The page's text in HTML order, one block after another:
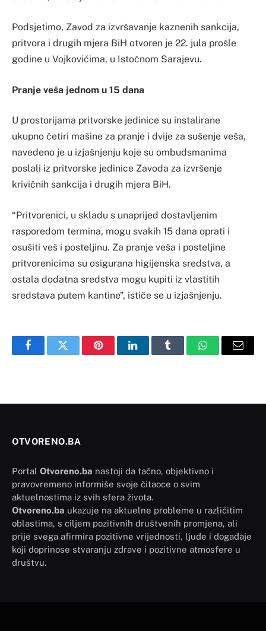
Podsjetimo, Zavod za izvršavanje kaznenih sankcija,
pritvora i drugih mjera BiH otvoren je 22. jula prošle
godine u Vojkovićima, u Istočnom Sarajevu.
Pranje veša jednom u 15 dana
U prostorijama pritvorske jedinice su instalirane
ukupno četiri mašine za pranje i dvije za sušenje veša,
navedeno je u izjašnjenju koje su ombudsmanima
poslali iz pritvorske jedinice Zavoda za izvršenje
krivičnih sankcija i drugih mjera BiH.
“Pritvorenici, u skladu s unaprijed dostavljenim
rasporedom termina, mogu svakih 15 dana oprati i
osušiti veš i posteljinu. Za pranje veša i posteljine
pritvorenicima su osigurana higijenska sredstva, a
ostala dodatna sredstva mogu kupiti iz vlastitih
sredstava putem kantine”, ističe se u izjašnjenju.
FacebookTwitter PinterestLinkedInTumblr WhatsAppEmail
OTVORENO.BA
Portal Otvoreno.ba nastoji da tačno, objektivno i
pravovremeno informiše svoje čitaoce o svim
aktuelnostima iz svih sfera života.
Otvoreno.ba ukazuje na aktuelne probleme u različitim
oblastima, s ciljem pozitivnih društvenih promjena, ali
prije svega afirmira pozitivne vrijednosti, ljude i događaje
koji doprinose stvaranju zdrave i pozitivne atmosfere u
društvu.